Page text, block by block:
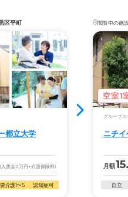
（無料）
00
報を掲載
件にあった施設を選ぶ
から施設を探せる
取り可」の施設など、
すこともできます。
金プランをご確認頂けま
全無料で施設探しをサ
00
報を掲載
にあった施設を選ぶ
黒郵便局前下車 進行方
区平町
都立大学
(入居金2万円 +介護保険料)
要介護1〜5 認知症可
閲覧中の施
空室1
グループホ
ニチ
月額
自立